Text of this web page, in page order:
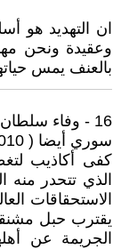
ان التهديد هو
وعقيدة ونحن
بالعنف يمس
16 - وفاء سلطان ووهم بديل جريمة الحريري
سوري أيضا ( 2010 / 4 / 2 - 02:21 )
كفى أكاذيب
الذي تتحدر منه
الاستحقاقات
يقترب حبل
الجريمة عن